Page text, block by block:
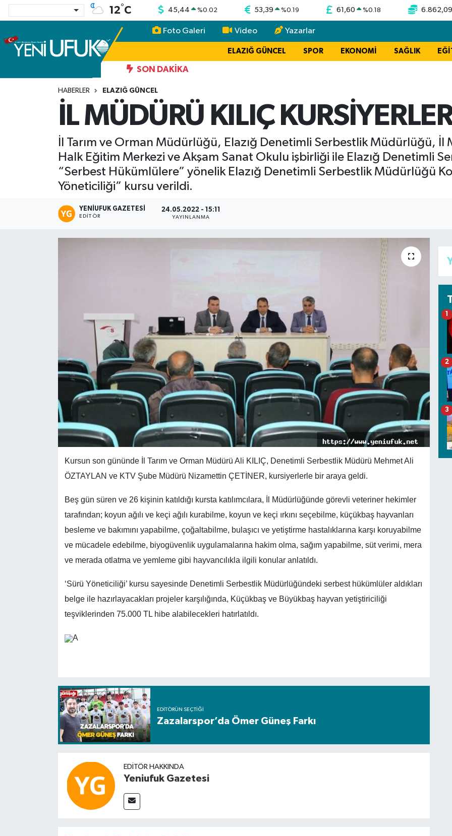
12°C 45,44 %0.02 53,39 %0.19 61,60 %0.18 6.862,09
Foto Galeri Video Yazarlar
ELAZIĞ GÜNCEL SPOR EKONOMİ SAĞLIK
SON DAKIKA
HABERLER ELAZIĞ GÜNCEL
İL MÜDÜRÜ KILIÇ
İl Tarım ve Orman Müdürlüğü, Elazığ Denetimli Serbestlik Müdürlüğü,
Halk Eğitim Merkezi ve Akşam Sanat Okulu işbirliği ile Elazığ Denetimli
“Serbest Hükümlülere” yönelik Elazığ Denetimli Serbestlik Müdürlüğü
Yöneticiliği” kursu verildi.
YENIUFUK GAZETESI
EDITÖR
24.05.2022 - 15:11
YAYINLANMA
Kursun son gününde İl Tarım ve Orman Müdürü Ali KILIÇ, Denetimli Serbestlik Müdürü Mehmet Ali
ÖZTAYLAN ve KTV Şube Müdürü Nizamettin ÇETİNER, kursiyerlerle bir araya geldi.
Beş gün süren ve 26 kişinin katıldığı kursta katılımcılara, İl Müdürlüğünde görevli veteriner hekimler
tarafından; koyun ağılı ve keçi ağılı kurabilme, koyun ve keçi ırkını seçebilme, küçükbaş hayvanları
besleme ve bakımını yapabilme, çoğaltabilme, bulaşıcı ve yetiştirme hastalıklarına karşı koruyabilme
ve mücadele edebilme, biyogüvenlik uygulamalarına hakim olma, sağım yapabilme, süt verimi, mera
ve merada otlatma ve yemleme gibi hayvancılıkla ilgili konular anlatıldı.
‘Sürü Yöneticiliği’ kursu sayesinde Denetimli Serbestlik Müdürlüğündeki serbest hükümlüler aldıkları
belge ile hazırlayacakları projeler karşılığında, Küçükbaş ve Büyükbaş hayvan yetiştiriciliği
teşviklerinden 75.000 TL hibe alabilecekleri hatırlatıldı.
A
EDITÖRÜN SEÇTIĞI
Zazalarspor’da Ömer Güneş Farkı
EDITÖR HAKKINDA
Yeniufuk Gazetesi
1
2
3
Nöbetçi Eczaneler
Namaz Vakitleri
Süper Lig Puan Durumu ve Fikstür
Tüm Manşetler
Son Dakika Haberleri
Haber Arşivi